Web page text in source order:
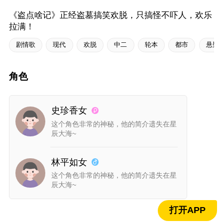
《盗点啥记》正经盗墓搞笑欢脱，只搞怪不吓人，欢乐
拉满！
剧情歌 现代 欢脱 中二 轮本 都市 悬疑
角色
史珍香女
这个角色非常的神秘，他的简介遗失在星
辰大海~
林平如女
这个角色非常的神秘，他的简介遗失在星
辰大海~
此本为粉丝福利剧本,
打开APP